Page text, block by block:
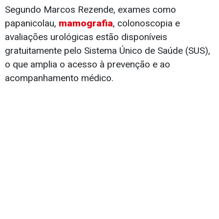
Segundo Marcos Rezende, exames como
papanicolau, mamografia, colonoscopia e
avaliações urológicas estão disponíveis
gratuitamente pelo Sistema Único de Saúde (SUS),
o que amplia o acesso à prevenção e ao
acompanhamento médico.